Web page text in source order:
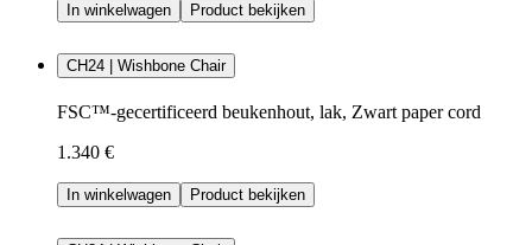
In winkelwagen Product bekijken
CH24 | Wishbone Chair
FSC™-gecertificeerd beukenhout, lak, Zwart paper cord
1.340 €
In winkelwagen Product bekijken